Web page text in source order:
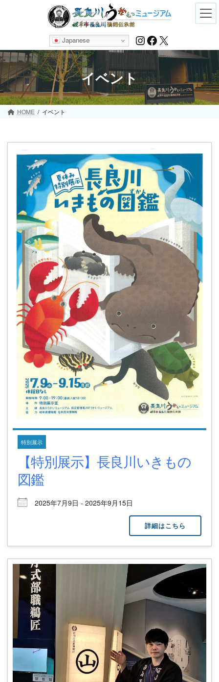
Japanese Instagram
Facebook
X
イベント
HOME イベント
特別展示
【特別展示】長良川いきもの
図鑑
2025年7月9日 - 2025年9月15日
詳細はこちら